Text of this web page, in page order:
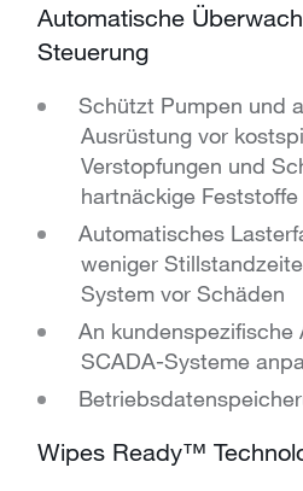
Automatische
Steuerung
Schützt Pumpen und
Ausrüstung vor
Verstopfungen und
hartnäckige Feststoffe
Automatisches
weniger
System vor Schäden
An kundenspezifische
SCADA-Systeme
Wipes Ready™